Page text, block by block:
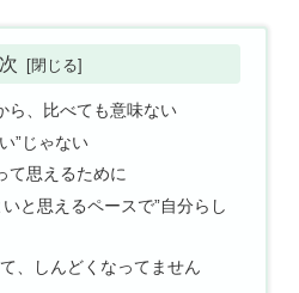
ら、比べても意味ない
”じゃない
て思えるために
と思えるペースで”自分らし
、しんどくなってません